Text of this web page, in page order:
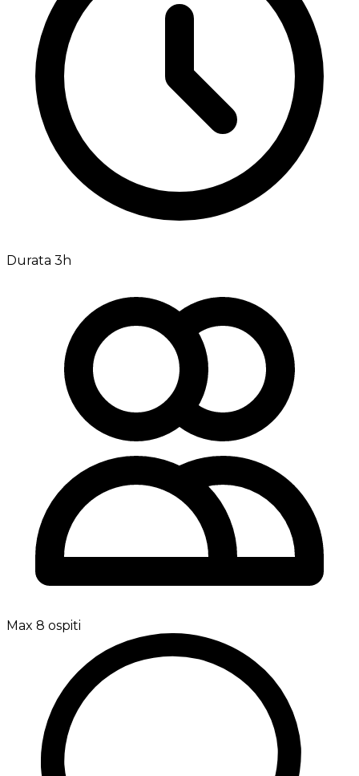
Durata 3h
Max 8 ospiti